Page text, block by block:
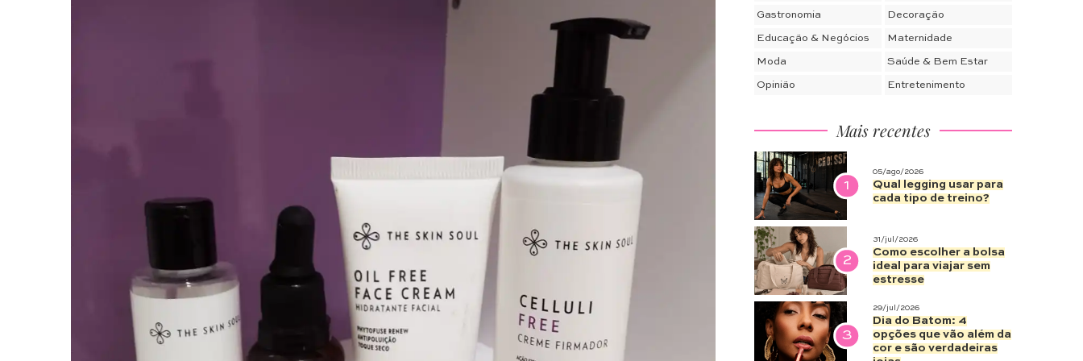
Gastronomia Decoração
Educação & Negócios Maternidade
Moda Saúde & Bem Estar
Opinião Entretenimento
Mais recentes
1
05/ago/2026
Qual legging usar para
cada tipo de treino?
2
31/jul/2026
Como escolher a bolsa
ideal para viajar sem
estresse
3
29/jul/2026
Dia do Batom: 4
opções que vão além da
cor e são verdadeiras